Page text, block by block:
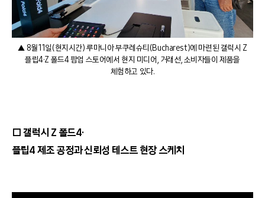
▲ 8월 11일(현지시간) 루마니아 부쿠레슈티(Bucharest)에 마련된 갤럭시 Z
플립4·Z 폴드4 팝업 스토어에서 현지 미디어, 거래선, 소비자들이 제품을
체험하고 있다.
□ 갤럭시 Z 폴드4·
플립4 제조 공정과 신뢰성 테스트 현장 스케치